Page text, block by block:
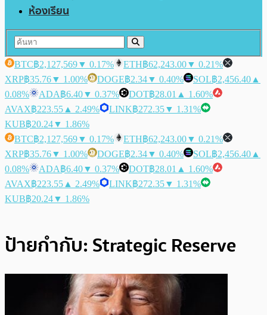
ห้องเรียน
BTC฿2,127,569▼ 0.17% ETH฿62,243.00▼ 0.21%
XRP฿35.76▼ 1.00% DOGE฿2.34▼ 0.40% SOL฿2,456.40 ▲
0.08%
ADA฿6.40▼ 0.37% DOT฿28.01 ▲ 1.60%
AVAX฿223.55 ▲ 2.49% LINK฿272.35▼ 1.31%
KUB฿20.24▼ 1.86%
BTC฿2,127,569▼ 0.17% ETH฿62,243.00▼ 0.21%
XRP฿35.76▼ 1.00% DOGE฿2.34▼ 0.40% SOL฿2,456.40 ▲
0.08%
ADA฿6.40▼ 0.37% DOT฿28.01 ▲ 1.60%
AVAX฿223.55 ▲ 2.49% LINK฿272.35▼ 1.31%
KUB฿20.24▼ 1.86%
ป้ายกำกับ: Strategic Reserve